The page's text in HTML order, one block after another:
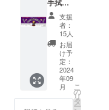
手拭い
１本
を、お
礼の
メッ
セージ
カード
を添え
てお送
りしま
す。 (サ
支援
者：
15人
お届
け予
定：
2024
年09
月
こ
の
リ
タ
ー